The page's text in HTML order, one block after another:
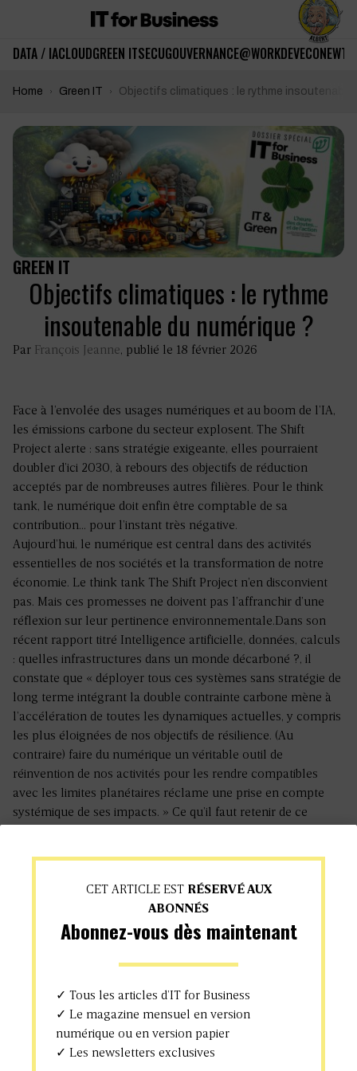
DATA / IACLOUDGREEN ITSECUGOUVERNANCE@WORKDEVECO
Home Green IT Objectifs climatiques : le rythme insoutenable
GREEN IT
Objectifs climatiques : le rythme
insoutenable du numérique ?
Par François Jeanne, publié le 18 février 2026
Face à l’envolée des usages numériques et au boom de l’IA,
les émissions carbone du secteur explosent. The Shift
Project alerte : sans stratégie exigeante, elles pourraient
doubler d’ici 2030, à rebours des objectifs de réduction
acceptés par de nombreuses autres filières. Pour le think
tank, le numérique doit enfin être comptable de sa
contribution… pour l’instant très négative.
Aujourd’hui, le numérique est central dans des activités
essentielles de nos sociétés et la transformation de notre
économie. Le think tank The Shift Project n’en disconvient
pas. Mais ces promesses ne doivent pas l’affranchir d’une
réflexion sur leur pertinence environnementale.Dans son
récent rapport titré Intelligence artificielle, données, calculs
: quelles infrastructures dans un monde décarboné ?, il
constate que « déployer tous ces systèmes sans stratégie de
long terme intégrant la double contrainte carbone mène à
l’accélération de toutes les dynamiques actuelles, y compris
les plus éloignées de nos objectifs de résilience. (Au
contraire) faire du numérique un véritable outil de
réinvention de nos activités pour les rendre compatibles
avec les limites planétaires réclame une prise en compte
systémique de ses impacts. » Ce qu’il faut retenir de ce
%/an en moyenne au niveau mondial (source The Shift
CET ARTICLE EST RÉSERVÉ AUX
ABONNÉS
Abonnez-vous dès maintenant
✓ Tous les articles d’IT for Business
✓ Le magazine mensuel en version
numérique ou en version papier
✓ Les newsletters exclusives
DANS L'ACTUALITÉ
« NIS2 et DORA imposent de passer de la
Laurent Delattre